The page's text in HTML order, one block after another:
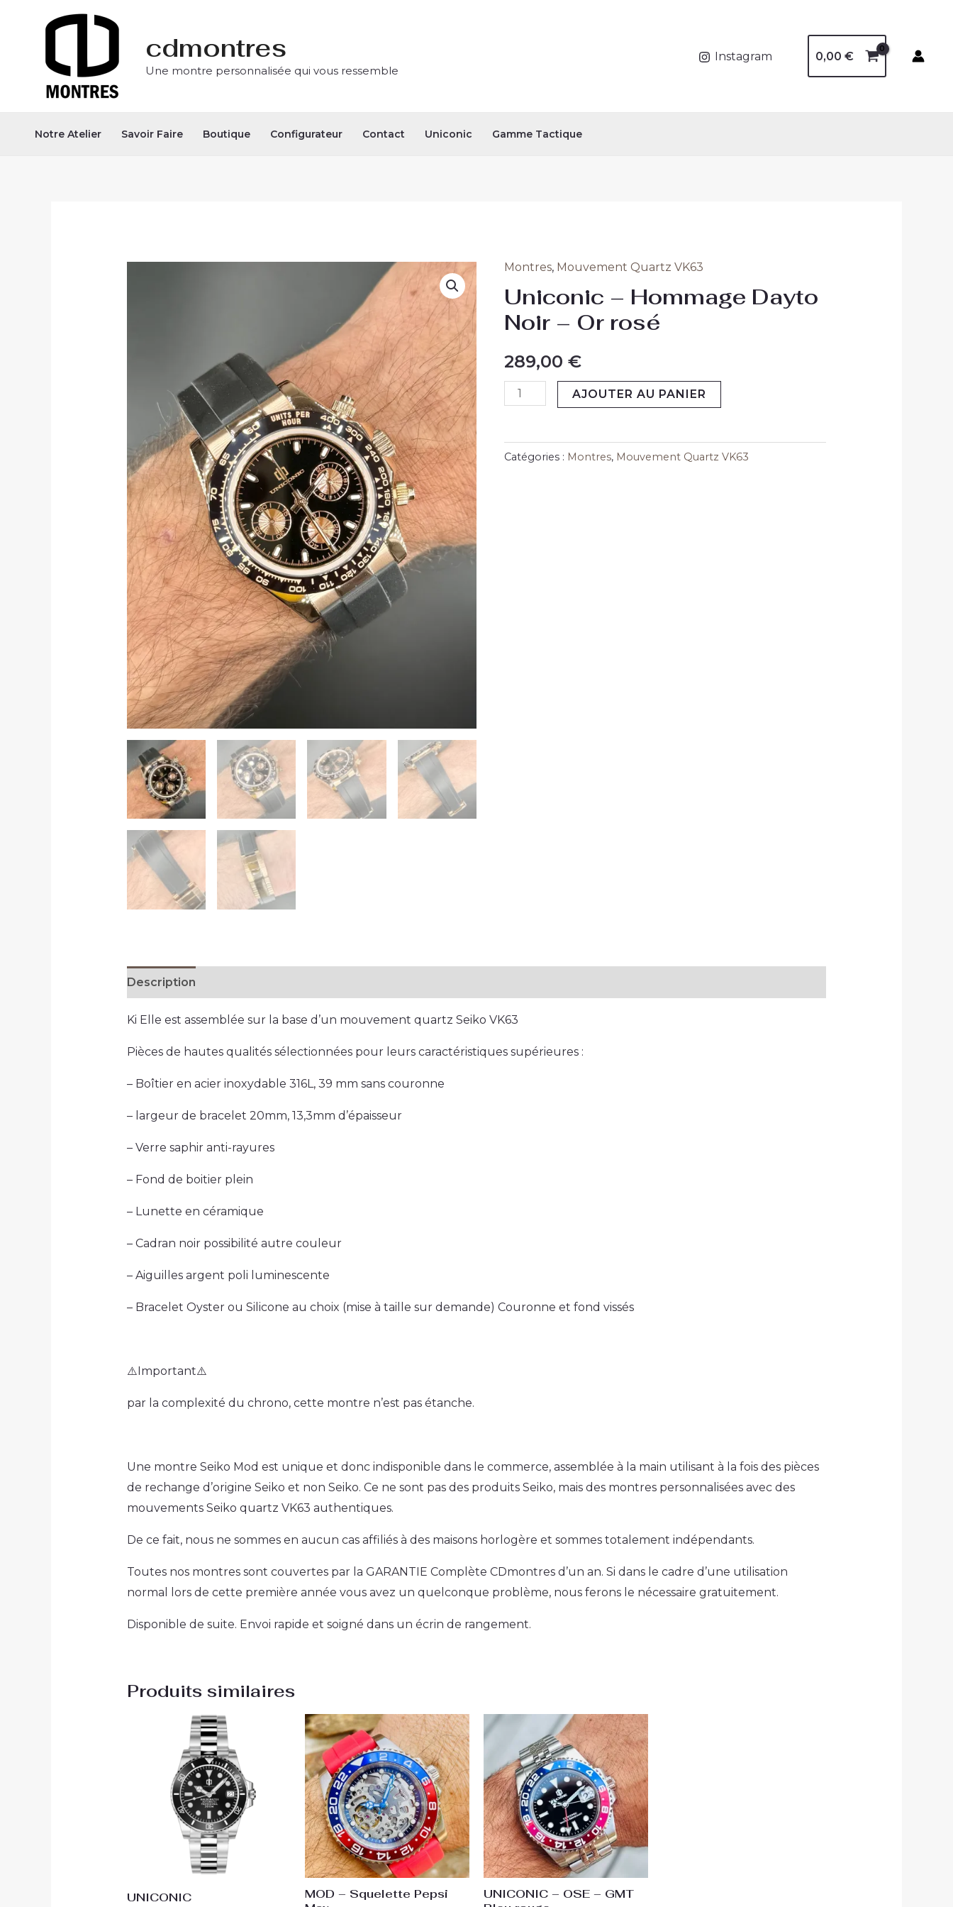
cdmontres
Une montre personnalisée qui vous ressemble
Instagram 0,00 €
Notre Atelier Savoir Faire Boutique Configurateur Contact Uniconic Gamme Tactique
Montres, Mouvement Quartz VK63
Uniconic – Hommage Dayto
Noir – Or rosé
289,00€
quantité
de
Uniconic
-
Hommage
Dayto
Noir
rosé
AJOUTER AU PANIER
Catégories : Montres, Mouvement Quartz VK63
Description
Ki Elle est assemblée sur la base d’un mouvement quartz Seiko VK63
Pièces de hautes qualités sélectionnées pour leurs caractéristiques supérieures :
– Boîtier en acier inoxydable 316L, 39 mm sans couronne
– largeur de bracelet 20mm, 13,3mm d’épaisseur
– Verre saphir anti-rayures
– Fond de boitier plein
– Lunette en céramique
– Cadran noir possibilité autre couleur
– Aiguilles argent poli luminescente
– Bracelet Oyster ou Silicone au choix (mise à taille sur demande) Couronne et fond vissés
⚠️Important⚠️
par la complexité du chrono, cette montre n’est pas étanche.
Une montre Seiko Mod est unique et donc indisponible dans le commerce, assemblée à la main utilisant à la fois des pièces
de rechange d’origine Seiko et non Seiko. Ce ne sont pas des produits Seiko, mais des montres personnalisées avec des
mouvements Seiko quartz VK63 authentiques.
De ce fait, nous ne sommes en aucun cas affiliés à des maisons horlogère et sommes totalement indépendants.
Toutes nos montres sont couvertes par la GARANTIE Complète CDmontres d’un an. Si dans le cadre d’une utilisation
normal lors de cette première année vous avez un quelconque problème, nous ferons le nécessaire gratuitement.
Disponible de suite. Envoi rapide et soigné dans un écrin de rangement.
Produits similaires
UNICONIC
MOD – Squelette Pepsi
UNICONIC – OSE – GMT